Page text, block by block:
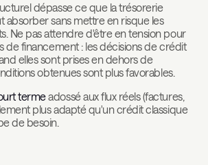
dépasse ce que la trésorerie
absorber sans mettre en risque les
Ne pas attendre d'être en tension pour
de financement : les décisions de crédit
elles sont prises en dehors de
obtenues sont plus favorables.
termeadossé aux flux réels (factures,
plus adapté qu'un crédit classique
de besoin.